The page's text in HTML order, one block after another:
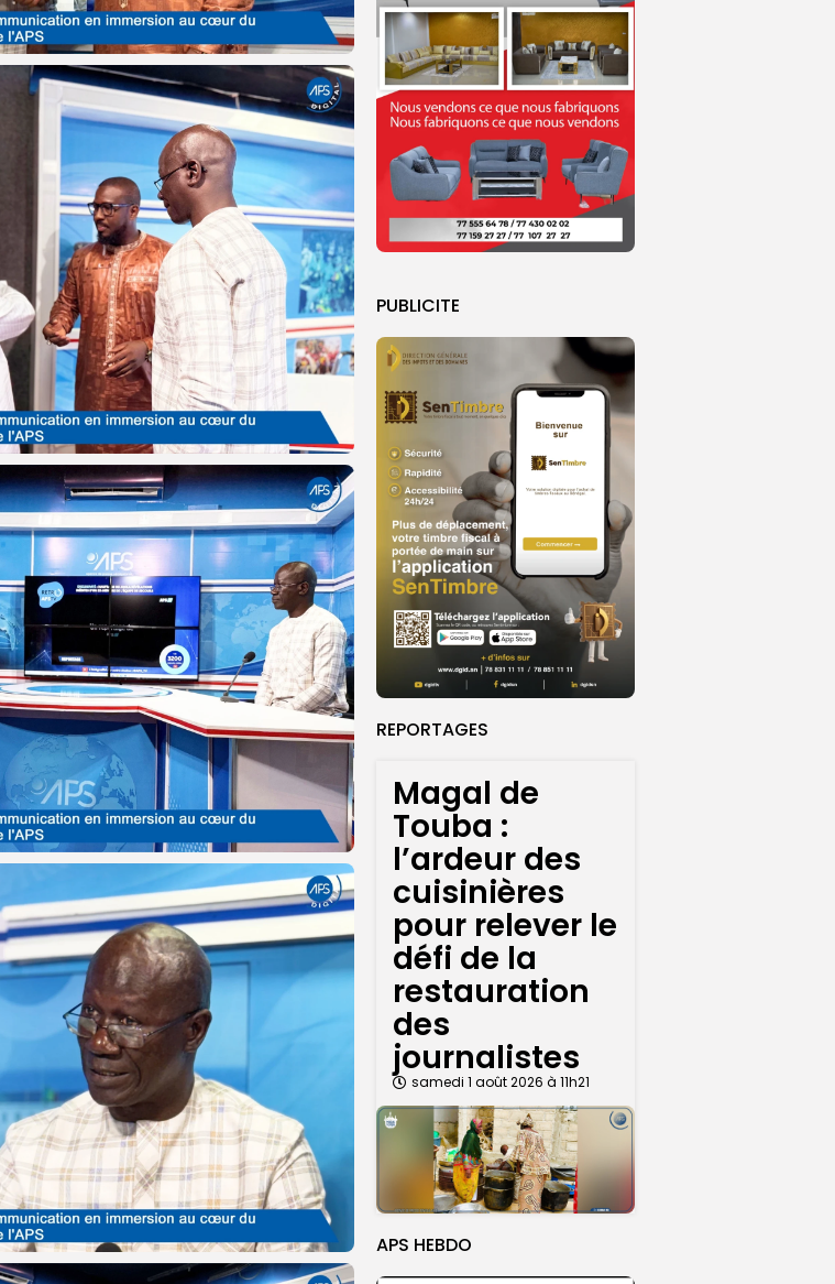
PUBLICITE
REPORTAGES
Magal de
Touba :
l’ardeur des
cuisinières
pour relever le
défi de la
restauration
des
journalistes
samedi 1 août 2026 à 11h21
APS HEBDO